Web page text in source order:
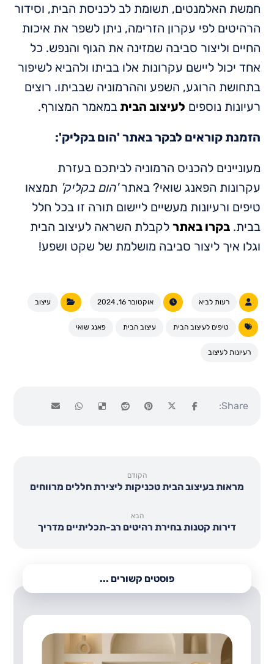
חמשת האלמנטים, תשומת לב לכניסת הבית, וסידור
הרהיטים לפי עקרון הזרימה, ניתן לשפר את איכות
החיים וליצור סביבה שמזינה את הגוף והנפש. כל
אחד יכול ליישם עקרונות אלו בביתו ולהביא לשיפור
בתחושת הרוגע, השפע וההרמוניה שבביתו. רוצים
רעיונות נוספים לעיצוב הביתבמאמר המצורף.
הזמנת קוראים לבקר באתר 'הום בקליק':
מעוניינים להכניס הרמוניה לביתכם בעזרת
עקרונות הפאנג שואי? באתר'הום בקליק' תמצאו
טיפים ורעיונות מעשיים ליישום תורה זו בכל חלל
בבית.בקרו באתר לקבלת השראה לעיצוב הבית
וגלו איך ליצור סביבה מושלמת של שקט ושפע!
רעות לביא אוקטובר 16, 2024 עיצוב
טיפים לעיצוב הבית עיצוב הבית פאנג שואי
רעיונות לעיצוב
הקודם
מראות בעיצוב הבית טכניקות ליצירת חללים מרווחים
הבא
דירות קטנות בחירת רהיטים רב-תכליתיים מדריך
פוסטים קשורים ...